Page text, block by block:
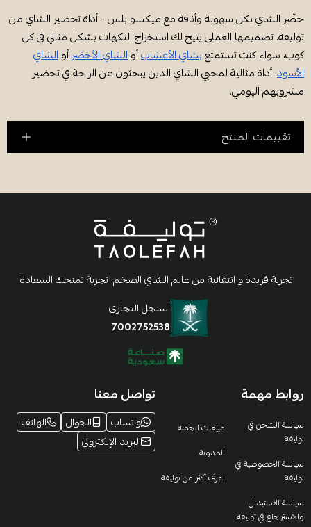
حضّر الشاي بكل سهولة وأناقة مع ميكسو بلس - أداة تحضير الشاي من
توليفة. تصميمها العملي يتيح لك استخراج النكهات بشكل مثالي في كل
كوب، سواء كنت تستمتعبشاي الأعشابأوالشاي الأخضرأوالشاي
الأسود. أداة مثالية لمحبي الشاي الذين يبحثون عن الراحة في تحضير
مشروبهم اليومي.
تقييمات المنتج
تجربة فريدة و انتقائية من عالم الشاي الضخم. تجربة تمنحك السعادة.
السجل التجاري
7002752538
روابط مهمة
سياسة الشحن في
توليفة
سياسة الخصوصية في
توليفة
سياسة الاستبدال
والاسترجاع في توليفة
مبيعات الجملة
المدونة
اعرف أكثر عن توليفة
تواصل معنا
واتساب الجوال
الهاتف
البريد الإلكتروني